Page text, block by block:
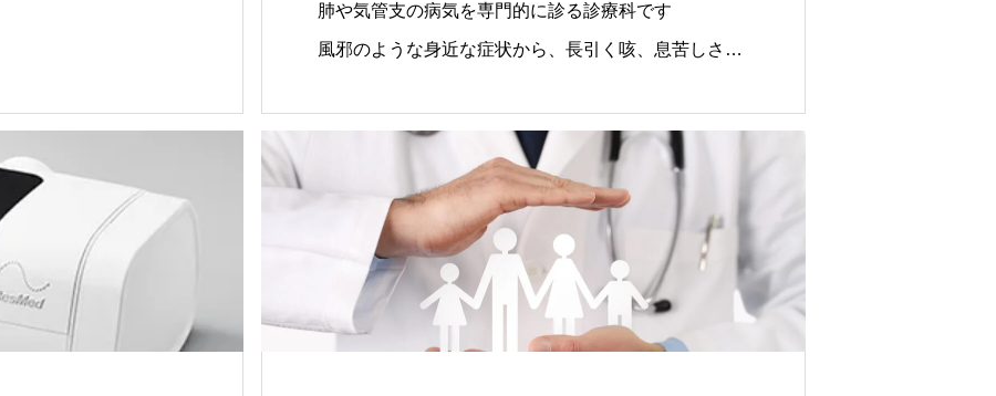
肺や気管支の病気を専門的に診る診療科です
風邪のような身近な症状から、長引く咳、息苦しさ、